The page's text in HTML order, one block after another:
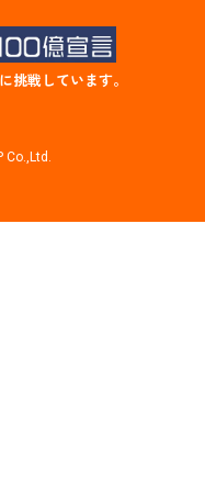
挑戦しています。
Co.,Ltd.